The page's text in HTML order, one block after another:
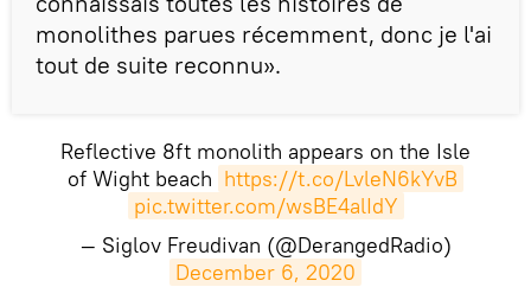
monolithes parues récemment, donc je l'ai
tout de suite reconnu».
Reflective 8ft monolith appears on the Isle
of Wight beach https://t.co/LvleN6kYvB
pic.twitter.com/wsBE4alIdY
— Siglov Freudivan (@DerangedRadio)
December 6, 2020